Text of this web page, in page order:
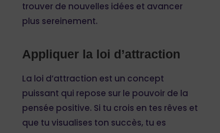
trouver de nouvelles idées et avancer
plus sereinement.
Appliquer la loi d’attraction
La loi d’attraction est un concept
puissant qui repose sur le pouvoir de la
pensée positive. Si tu crois en tes rêves et
que tu visualises ton succès, tu es